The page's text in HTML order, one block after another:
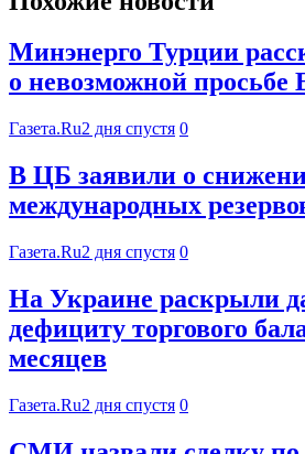
Минэнерго Турции
о невозможной просьбе
Газета.Ru2 дня спустя 0
В ЦБ заявили о
международных
Газета.Ru2 дня спустя 0
На Украине раскрыли
дефициту торгового
месяцев
Газета.Ru2 дня спустя 0